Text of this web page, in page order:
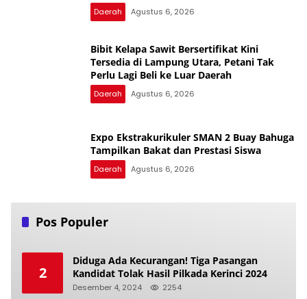
Daerah Agustus 6, 2026
Bibit Kelapa Sawit Bersertifikat Kini
Tersedia di Lampung Utara, Petani Tak
Perlu Lagi Beli ke Luar Daerah
Daerah Agustus 6, 2026
Expo Ekstrakurikuler SMAN 2 Buay Bahuga
Tampilkan Bakat dan Prestasi Siswa
Daerah Agustus 6, 2026
Pos Populer
2
Diduga Ada Kecurangan! Tiga Pasangan
Kandidat Tolak Hasil Pilkada Kerinci 2024
Desember 4, 2024 2254